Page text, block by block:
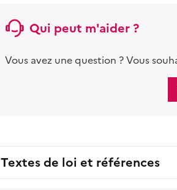
Qui peut m'aider ?
Vous avez une question ? Vous
Textes de loi et références